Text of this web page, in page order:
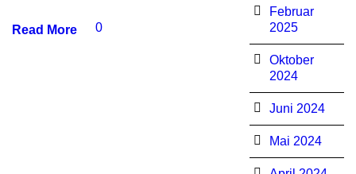
Read More 0
Februar
2025
Oktober
2024
Juni 2024
Mai 2024